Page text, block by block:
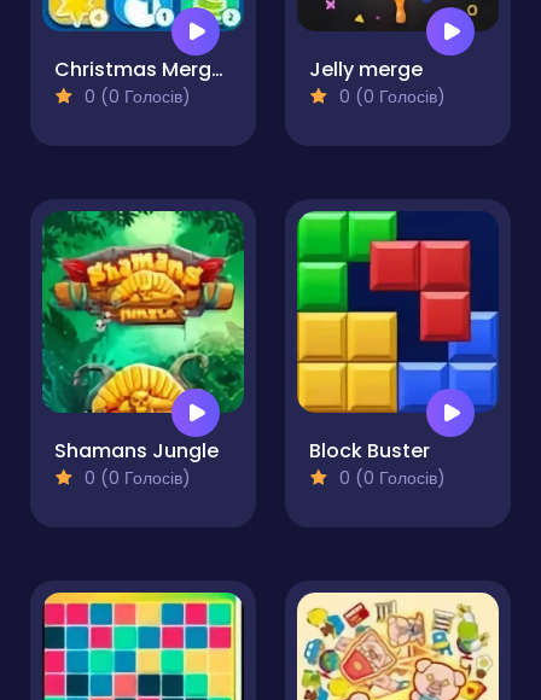
Christmas Merge - Match 3 Puzzle
0 (0 Голосів)
Jelly merge
0 (0 Голосів)
Shamans Jungle
0 (0 Голосів)
Block Buster
0 (0 Голосів)